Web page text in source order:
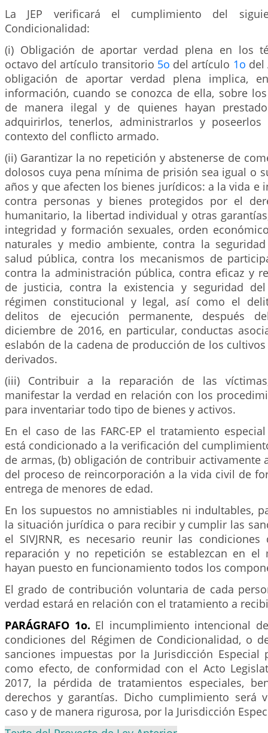
La JEP verificará el cumplimiento del
Condicionalidad:
(i) Obligación de aportar verdad plena en los
octavo del artículo transitorio 5o del artículo 1o del
obligación de aportar verdad plena implica,
información, cuando se conozca de ella, sobre
de manera ilegal y de quienes hayan
adquirirlos, tenerlos, administrarlos y
contexto del conflicto armado.
(ii) Garantizar la no repetición y abstenerse de
dolosos cuya pena mínima de prisión sea igual o
años y que afecten los bienes jurídicos: a la vida e
contra personas y bienes protegidos por el
humanitario, la libertad individual y otras
integridad y formación sexuales, orden
naturales y medio ambiente, contra la
salud pública, contra los mecanismos de
contra la administración pública, contra eficaz y
de justicia, contra la existencia y seguridad
régimen constitucional y legal, así como el
delitos de ejecución permanente, después
diciembre de 2016, en particular, conductas
eslabón de la cadena de producción de los
derivados.
(iii) Contribuir a la reparación de las
manifestar la verdad en relación con los
para inventariar todo tipo de bienes y activos.
En el caso de las FARC-EP el tratamiento
está condicionado a la verificación del
de armas, (b) obligación de contribuir activamente
del proceso de reincorporación a la vida civil de
entrega de menores de edad.
En los supuestos no amnistiables ni indultables,
la situación jurídica o para recibir y cumplir las
el SIVJRNR, es necesario reunir las
reparación y no repetición se establezcan en el
hayan puesto en funcionamiento todos los
El grado de contribución voluntaria de cada
verdad estará en relación con el tratamiento a
PARÁGRAFO 1o. El incumplimiento intencional
condiciones del Régimen de Condicionalidad, o
sanciones impuestas por la Jurisdicción Especial
como efecto, de conformidad con el Acto
2017, la pérdida de tratamientos especiales,
derechos y garantías. Dicho cumplimiento será
caso y de manera rigurosa, por la Jurisdicción